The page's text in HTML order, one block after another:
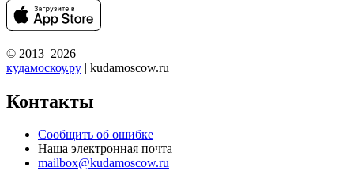
© 2013–2026
кудамоскоу.ру | kudamoscow.ru
Контакты
Сообщить об ошибке
Наша электронная почта
mailbox@kudamoscow.ru